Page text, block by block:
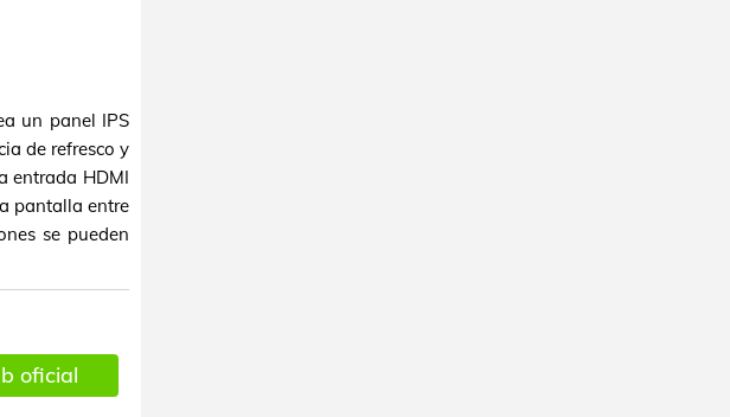
un panel IPS
de refresco y
entrada HDMI
pantalla entre
se pueden
oficial